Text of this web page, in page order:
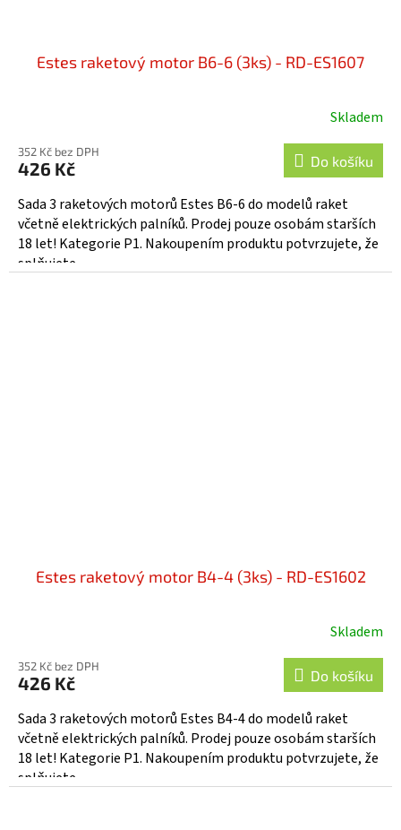
Estes raketový motor B6-6 (3ks) - RD-ES1607
Skladem
352 Kč bez DPH
426 Kč Do košíku
Sada 3 raketových motorů Estes B6-6 do modelů raket
včetně elektrických palníků. Prodej pouze osobám starších
18 let! Kategorie P1. Nakoupením produktu potvrzujete, že
splňujete...
Estes raketový motor B4-4 (3ks) - RD-ES1602
Skladem
352 Kč bez DPH
426 Kč Do košíku
Sada 3 raketových motorů Estes B4-4 do modelů raket
včetně elektrických palníků. Prodej pouze osobám starších
18 let! Kategorie P1. Nakoupením produktu potvrzujete, že
splňujete...